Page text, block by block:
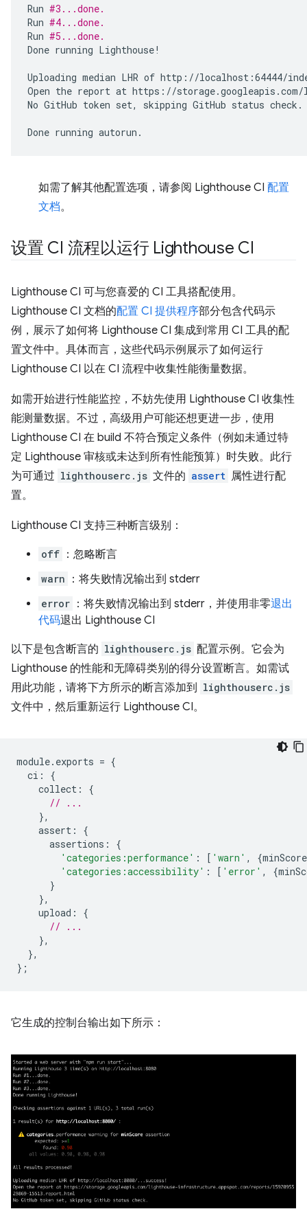
Run #3...done.
Run #4...done.
Run #5...done.
Done running Lighthouse!
Uploading median LHR of http://localhost:64444/
Open the report at https://storage.googleapis.com/
No GitHub token set, skipping GitHub status check.
Done running
如需了解其他配置选项，请参阅 Lighthouse CI 配置
文档。
设置 CI 流程以运行 Lighthouse CI
Lighthouse CI 可与您喜爱的 CI 工具搭配使用。
Lighthouse CI 文档的配置 CI 提供程序部分包含代码示
例，展示了如何将 Lighthouse CI 集成到常用 CI 工具的配
置文件中。具体而言，这些代码示例展示了如何运行
Lighthouse CI 以在 CI 流程中收集性能衡量数据。
如需开始进行性能监控，不妨先使用 Lighthouse CI 收集性
能测量数据。不过，高级用户可能还想更进一步，使用
Lighthouse CI 在 build 不符合预定义条件（例如未通过特
定 Lighthouse 审核或未达到所有性能预算）时失败。此行
为可通过 lighthouserc.js 文件的 assert 属性进行配
置。
Lighthouse CI 支持三种断言级别：
off ：忽略断言
warn ：将失败情况输出到 stderr
error ：将失败情况输出到 stderr，并使用非零退出
代码退出 Lighthouse CI
以下是包含断言的 lighthouserc.js 配置示例。它会为
Lighthouse 的性能和无障碍类别的得分设置断言。如需试
用此功能，请将下方所示的断言添加到 lighthouserc.js
文件中，然后重新运行 Lighthouse CI。
module. exports = {
ci :
{
collect :
{
// ...
},
assert :
{
assertions :
{
'categories:performance' : [ 'warn' , {minScore
'categories:accessibility' : [ 'error' , {
}
},
upload :
{
// ...
},
},
};
它生成的控制台输出如下所示：